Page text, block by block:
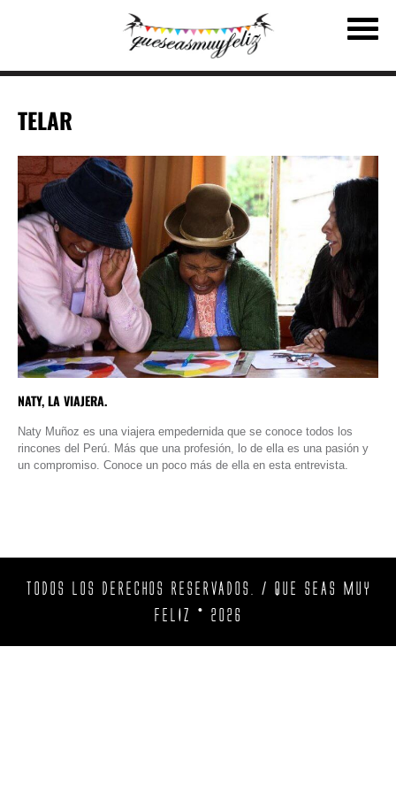
TELAR
NATY, LA VIAJERA.
Naty Muñoz es una viajera empedernida que se conoce todos los
rincones del Perú. Más que una profesión, lo de ella es una pasión y
un compromiso. Conoce un poco más de ella en esta entrevista.
TODOS LOS DERECHOS RESERVADOS. / QUE SEAS MUY
FELIZ © 2026